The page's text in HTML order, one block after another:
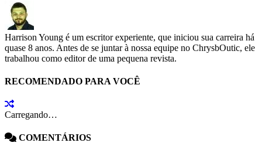
Harrison Young é um escritor experiente, que iniciou sua carreira há
quase 8 anos. Antes de se juntar à nossa equipe no ChrysbOutic, ele
trabalhou como editor de uma pequena revista.
RECOMENDADO PARA VOCÊ
Carregando…
COMENTÁRIOS